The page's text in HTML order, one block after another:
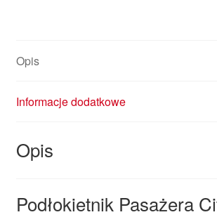
Opis
Informacje dodatkowe
Opis
Podłokietnik Pasażera